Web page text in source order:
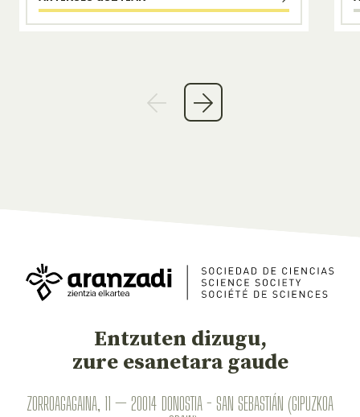
Entzuten dizugu,
zure esanetara gaude
ZORROAGAGAINA, 11 — 20014 DONOSTIA - SAN SEBASTIÁN (GIPUZKOA